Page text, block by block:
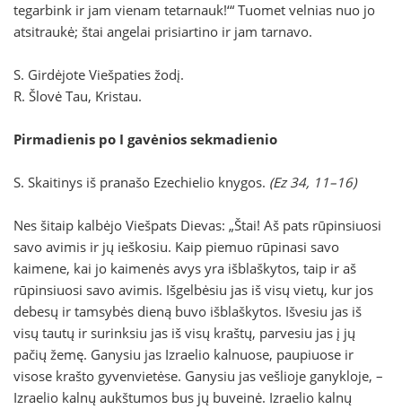
tegarbink ir jam vienam tetarnauk!‘“ Tuomet velnias nuo jo
atsitraukė; štai angelai prisiartino ir jam tarnavo.
S. Girdėjote Viešpaties žodį.
R. Šlovė Tau, Kristau.
Pirmadienis po I gavėnios sekmadienio
S. Skaitinys iš pranašo Ezechielio knygos. (Ez 34, 11–16)
Nes šitaip kalbėjo Viešpats Dievas: „Štai! Aš pats rūpinsiuosi
savo avimis ir jų ieškosiu. Kaip piemuo rūpinasi savo
kaimene, kai jo kaimenės avys yra išblaškytos, taip ir aš
rūpinsiuosi savo avimis. Išgelbėsiu jas iš visų vietų, kur jos
debesų ir tamsybės dieną buvo išblaškytos. Išvesiu jas iš
visų tautų ir surinksiu jas iš visų kraštų, parvesiu jas į jų
pačių žemę. Ganysiu jas Izraelio kalnuose, paupiuose ir
visose krašto gyvenvietėse. Ganysiu jas vešlioje ganykloje, –
Izraelio kalnų aukštumos bus jų buveinė. Izraelio kalnų